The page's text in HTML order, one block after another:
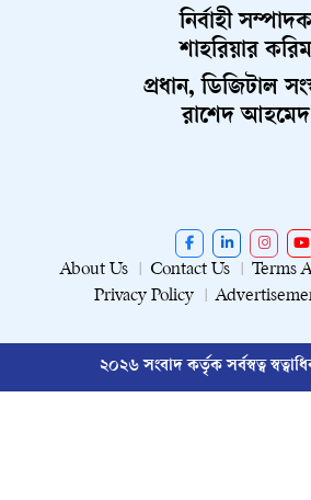
নির্বাহী সম্পাদক
শাহরিয়ার করিম
প্রধান, ডিজিটাল
রাশেদ আহমেদ
About Us Contact Us
Terms
Privacy Policy
২০২৬ সংবাদ কর্তৃক সর্বস্বত্ব